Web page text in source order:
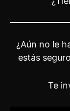
¿Aún no le
estás
Te